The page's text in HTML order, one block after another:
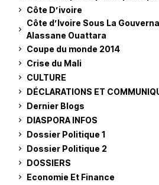
Côte D’ivoire
Côte d’Ivoire Sous La
Alassane Ouattara
Coupe du monde 2014
Crise du Mali
CULTURE
DÉCLARATIONS ET
Dernier Blogs
DIASPORA INFOS
Dossier Politique 1
Dossier Politique 2
DOSSIERS
Economie Et Finance